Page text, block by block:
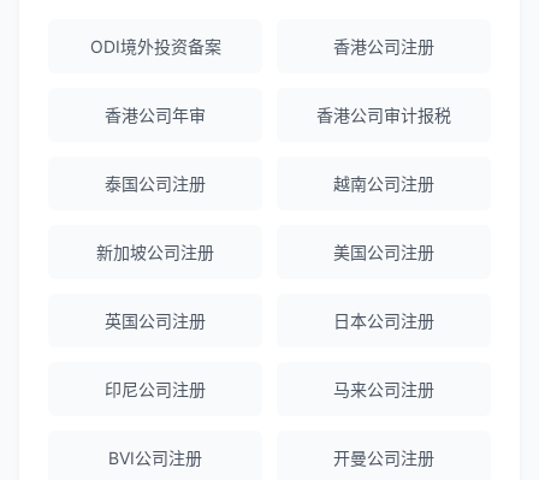
香港公司注册+银行开户一站式服务，省心
海外公司注册服务非常专业，顾问响应迅
ODI境外投资备案 香港公司注册
香港公司年审 香港公司审计报税
泰国公司注册 越南公司注册
新加坡公司注册 美国公司注册
英国公司注册 日本公司注册
印尼公司注册 马来公司注册
BVI公司注册 开曼公司注册